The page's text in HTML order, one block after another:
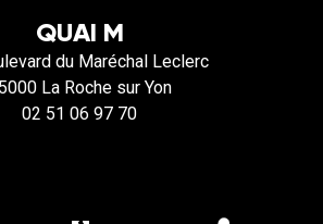
QUAI M
du Maréchal Leclerc
La Roche sur Yon
02 51 06 97 70